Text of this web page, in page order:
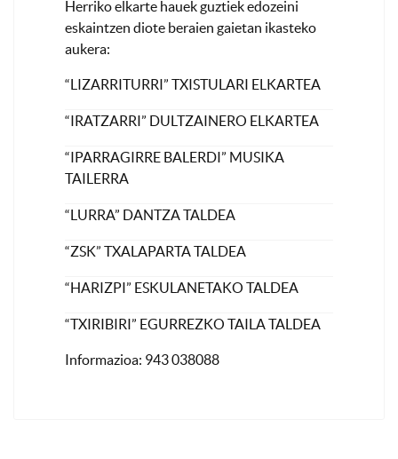
Herriko elkarte hauek guztiek edozeini
eskaintzen diote beraien gaietan ikasteko
aukera:
“LIZARRITURRI” TXISTULARI ELKARTEA
“IRATZARRI” DULTZAINERO ELKARTEA
“IPARRAGIRRE BALERDI” MUSIKA
TAILERRA
“LURRA” DANTZA TALDEA
“ZSK” TXALAPARTA TALDEA
“HARIZPI” ESKULANETAKO TALDEA
“TXIRIBIRI” EGURREZKO TAILA TALDEA
Informazioa: 943 038088